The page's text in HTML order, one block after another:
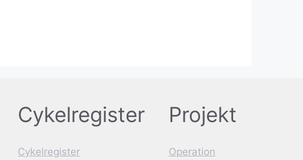
Cykelregister
Cykelregister
Projekt
Operation